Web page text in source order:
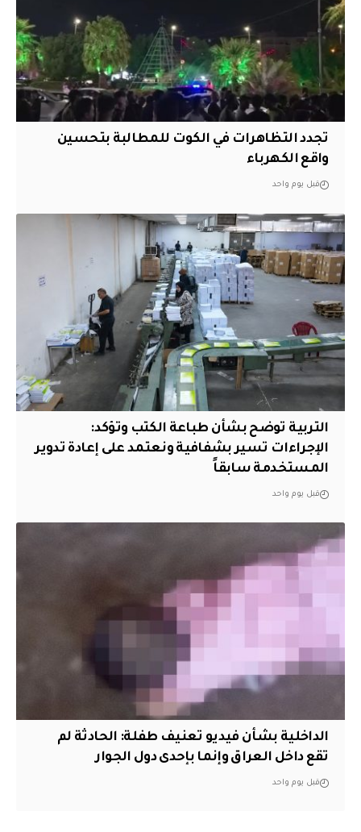
تجدد التظاهرات في الكوت للمطالبة بتحسين
واقع الكهرباء
قبل يوم واحد
التربية توضح بشأن طباعة الكتب وتؤكد:
الإجراءات تسير بشفافية ونعتمد على إعادة تدوير
المستخدمة سابقاً
قبل يوم واحد
الداخلية بشأن فيديو تعنيف طفلة: الحادثة لم
تقع داخل العراق وإنما بإحدى دول الجوار
قبل يوم واحد